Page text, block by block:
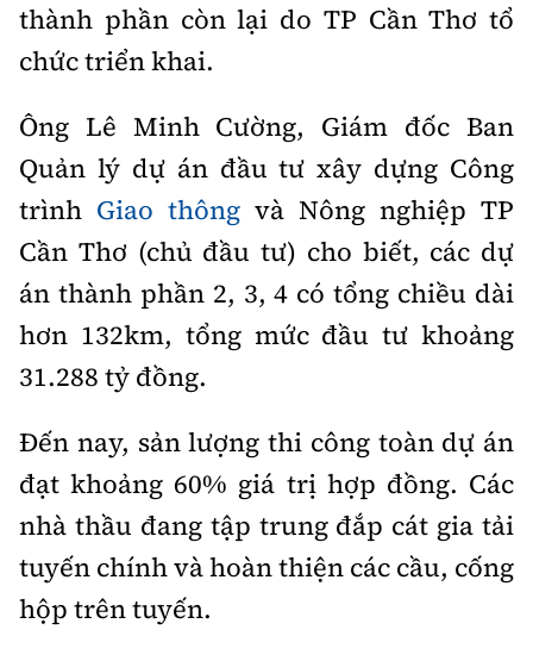
thành phần còn lại do TP Cần Thơ tổ
chức triển khai.
Ông Lê Minh Cường, Giám đốc Ban
Quản lý dự án đầu tư xây dựng Công
trình Giao thông và Nông nghiệp TP
Cần Thơ (chủ đầu tư) cho biết, các dự
án thành phần 2, 3, 4 có tổng chiều dài
hơn 132km, tổng mức đầu tư khoảng
31.288 tỷ đồng.
Đến nay, sản lượng thi công toàn dự án
đạt khoảng 60% giá trị hợp đồng. Các
nhà thầu đang tập trung đắp cát gia tải
tuyến chính và hoàn thiện các cầu, cống
hộp trên tuyến.